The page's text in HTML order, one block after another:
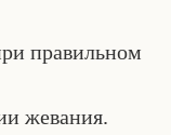
правильном
жевания.